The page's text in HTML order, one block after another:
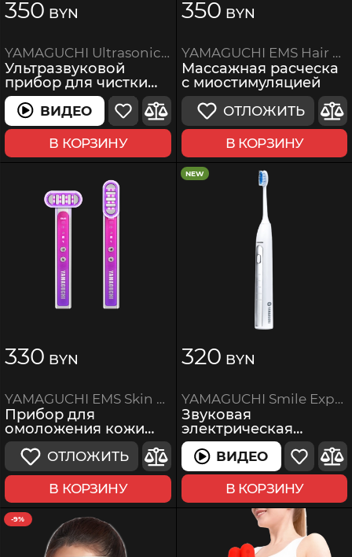
350 BYN
YAMAGUCHI Ultrasonic Face Skin Care
Ультразвуковой
прибор для чистки
лица
ВИДЕОВИДЕО
В КОРЗИНУ
350 BYN
YAMAGUCHI EMS Hair Brush
Массажная расческа
с миостимуляцией
ОТЛОЖИТЬ
В КОРЗИНУ
330 BYN
YAMAGUCHI EMS Skin Care
Прибор для
омоложения кожи
лица
ОТЛОЖИТЬ
В КОРЗИНУ
NEW
320 BYN
YAMAGUCHI Smile Expert PRO
Звуковая
электрическая
зубная щетка
ВИДЕО
В КОРЗИНУ
-9%